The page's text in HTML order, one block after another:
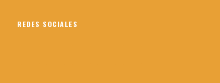
REDES SOCIALES